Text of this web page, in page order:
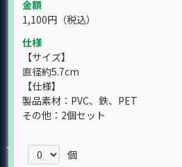
金額
1,100円 （税込）
仕様
【サイズ】
直径約5.7cm
【仕様】
製品素材：PVC、鉄、PET
その他：2個セット
個